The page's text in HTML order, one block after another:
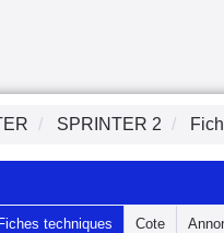
SPRINTER 2
Fiches techniques Cote